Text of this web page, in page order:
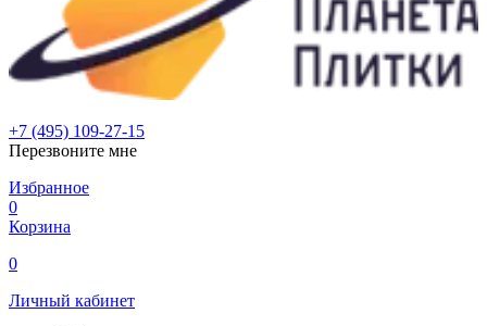
+7 (495) 109-27-15
Перезвоните мне
Избранное
0
Корзина
0
Личный кабинет